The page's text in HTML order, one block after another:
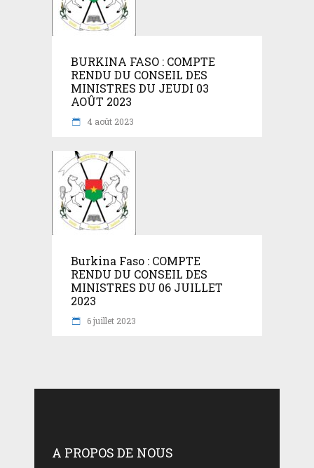
BURKINA FASO : COMPTE
RENDU DU CONSEIL DES
MINISTRES DU JEUDI 03
AOÛT 2023
4 août 2023
Burkina Faso : COMPTE
RENDU DU CONSEIL DES
MINISTRES DU 06 JUILLET
2023
6 juillet 2023
A PROPOS DE NOUS